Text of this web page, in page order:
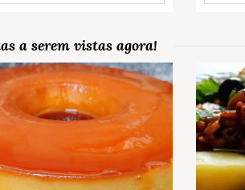
a serem vistas agora!